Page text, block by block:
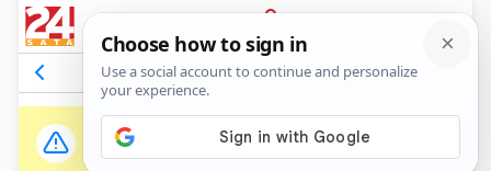
PRIJAVA
Komentari28 Relevantni
Važna obavijest:
Svaki korisnik koji želi komentirati članke obvezan je